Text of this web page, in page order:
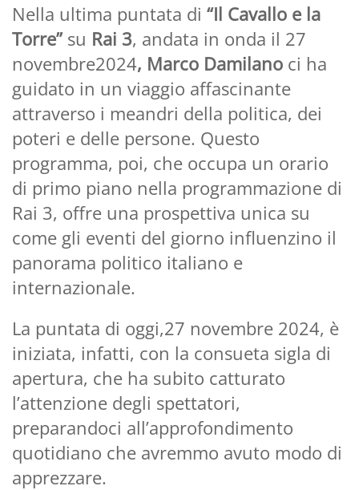
Nella ultima puntata di “Il Cavallo e la
Torre”su Rai 3, andata in onda il 27
novembre2024, Marco Damilano ci ha
guidato in un viaggio affascinante
attraverso i meandri della politica, dei
poteri e delle persone. Questo
programma, poi, che occupa un orario
di primo piano nella programmazione di
Rai 3, offre una prospettiva unica su
come gli eventi del giorno influenzino il
panorama politico italiano e
internazionale.
La puntata di oggi,27 novembre 2024, è
iniziata, infatti, con la consueta sigla di
apertura, che ha subito catturato
l’attenzione degli spettatori,
preparandoci all’approfondimento
quotidiano che avremmo avuto modo di
apprezzare.